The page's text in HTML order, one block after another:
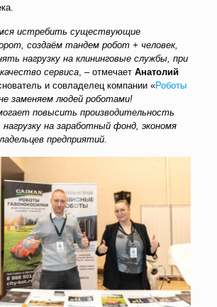
истребить существующие
создаём тандем робот + человек,
нагрузку на клининговые службы, при
сервиса, – отмечает Анатолий
и совладелец компании «Роботы
заменяем людей роботами!
повысить производительность
на заработный фонд, экономя
предприятий.